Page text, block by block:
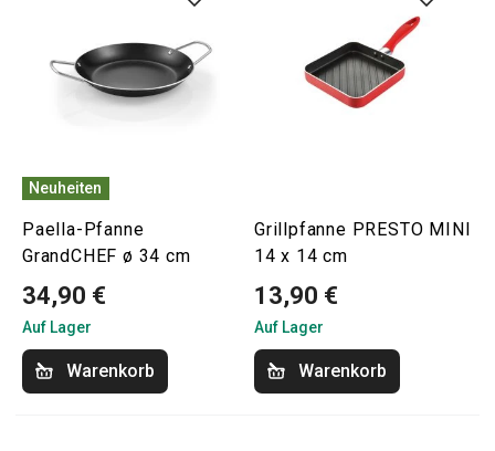
Neuheiten
Paella-Pfanne
GrandCHEF ø 34 cm
34,90 €
Auf Lager
Warenkorb
Grillpfanne PRESTO MINI
14 x 14 cm
13,90 €
Auf Lager
Warenkorb